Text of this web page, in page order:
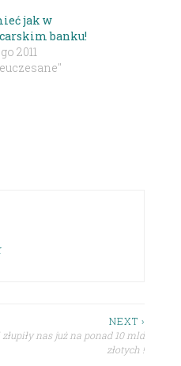
jak w
banku!
2011
NEXT ›
nas już na ponad 10 mld
złotych !